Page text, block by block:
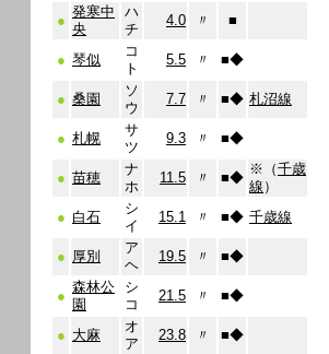
●
発寒中
央
ハ
チ
4.0 〃 ■
● 琴似
コ
ト
5.5 〃 ■◆
● 桑園
ソ
ウ
7.7 〃 ■◆ 札沼線
● 札幌
サ
ツ
9.3 〃 ■◆
● 苗穂
ナ
ホ
11.5 〃 ■◆
※（千歳
線 ）
● 白石
シ
イ
15.1 〃 ■◆ 千歳線
● 厚別
ア
ヘ
19.5 〃 ■◆
●
森林公
園
シ
コ
21.5 〃 ■◆
● 大麻
オ
ア
23.8 〃 ■◆